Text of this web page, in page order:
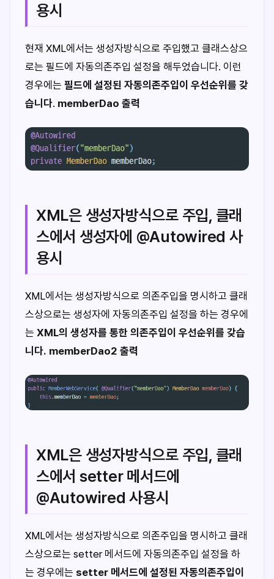
용시
현재 XML에서는 생성자방식으로 주입했고 클래스상으
로는 필드에 자동의존주입 설정을 해두었습니다. 이런
경우에는 필드에 설정된 자동의존주입이 우선순위를 갖
습니다. memberDao 출력
XML은 생성자방식으로 주입, 클래
스에서 생성자에 @Autowired 사
용시
XML에서는 생성자방식으로 의존주입을 명시하고 클래
스상으로는 생성자에 자동의존주입 설정을 하는 경우에
는 XML의 생성자를 통한 의존주입이 우선순위를 갖습
니다. memberDao2 출력
XML은 생성자방식으로 주입, 클래
스에서 setter 메서드에
@Autowired 사용시
XML에서는 생성자방식으로 의존주입을 명시하고 클래
스상으로는 setter 메서드에 자동의존주입 설정을 하
는 경우에는 setter 메서드에 설정된 자동의존주입이